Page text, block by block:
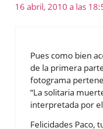
16 abril, 2010 a las
Pues como bien
de la primera
fotograma
“La solitaria
interpretada por
Felicidades Paco,